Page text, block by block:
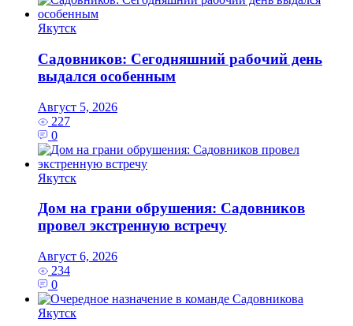
Якутск
Садовников: Сегодняшний рабочий день
выдался особенным
Август 5, 2026
227
0
Якутск
Дом на грани обрушения: Садовников
провел экстренную встречу
Август 6, 2026
234
0
Якутск